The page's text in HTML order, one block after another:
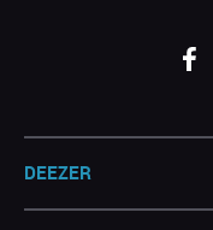
DEEZER